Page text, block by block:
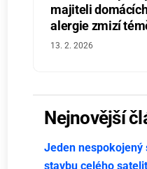
majiteli
alergie zmizí
13. 2. 2026
Nejnovější
Jeden
stavbu celého